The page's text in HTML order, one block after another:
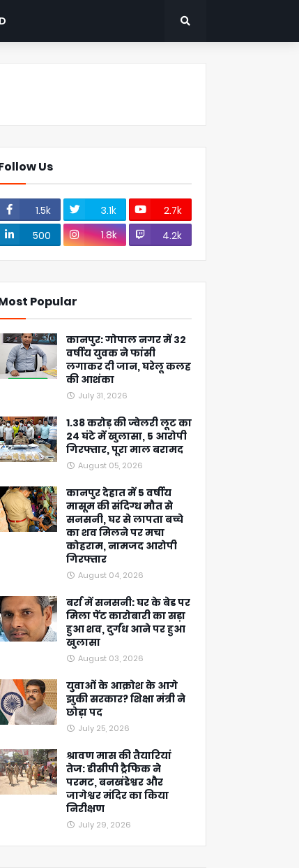
Us
1.5k 3.1k
2.7k
500
1.8k 4.2k
Popular
कानपुर: गोपाल नगर में 32
वर्षीय युवक ने फांसी
लगाकर दी जान, घरेलू कलह
की आशंका
July 31, 2026
1.38 करोड़ की ज्वेलरी लूट का
24 घंटे में खुलासा, 5 आरोपी
गिरफ्तार, पूरा माल बरामद
August 05, 2026
कानपुर देहात में 5 वर्षीय
मासूम की संदिग्ध मौत से
सनसनी, घर से लापता बच्चे
का शव मिलने पर मचा
कोहराम, नामजद आरोपी
गिरफ्तार
August 04, 2026
बर्रा में सनसनी: घर के बेड पर
मिला पेंट कारोबारी का सड़ा
हुआ शव, दुर्गंध आने पर हुआ
खुलासा
August 03, 2026
युवाओं के आक्रोश के आगे
झुकी सरकार? शिक्षा मंत्री ने
छोड़ा पद
July 25, 2026
श्रावण मास की तैयारियां
तेज: डीसीपी ट्रैफिक ने
परमट, बनखंडेश्वर और
जागेश्वर मंदिर का किया
निरीक्षण
July 29, 2026